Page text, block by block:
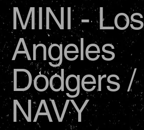
MINI - Los
Angeles
Dodgers /
NAVY